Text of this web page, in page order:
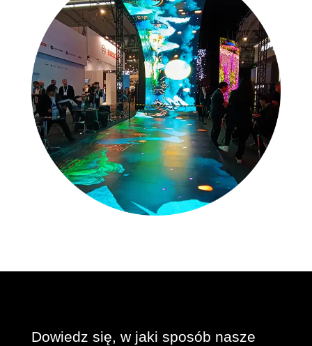
Dowiedz się, w jaki sposób nasze